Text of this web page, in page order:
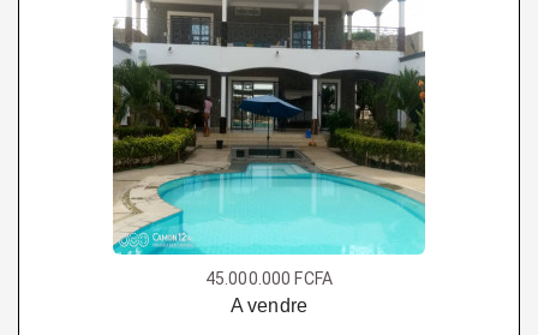
45.000.000 FCFA
A vendre